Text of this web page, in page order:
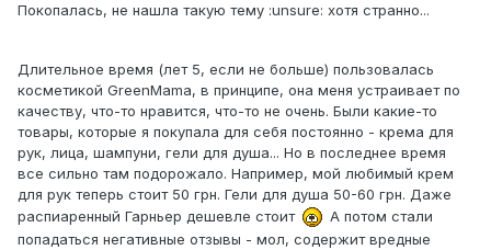
Покопалась, не нашла такую тему :unsure: хотя странно...
Длительное время (лет 5, если не больше) пользовалась
косметикой GreenMama, в принципе, она меня устраивает по
качеству, что-то нравится, что-то не очень. Были какие-то
товары, которые я покупала для себя постоянно - крема для
рук, лица, шампуни, гели для душа... Но в последнее время
все сильно там подорожало. Например, мой любимый крем
для рук теперь стоит 50 грн. Гели для душа 50-60 грн. Даже
распиаренный Гарньер дешевле стоит
А потом стали
попадаться негативные отзывы - мол, содержит вредные